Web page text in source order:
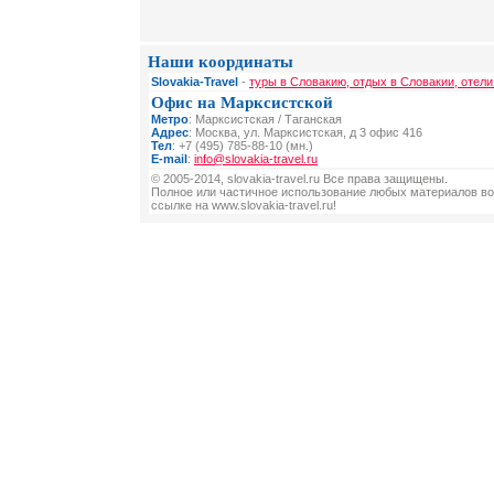
Наши координаты
Slovakia-Travel - туры в Словакию, отдых в Словакии,
Офис на Марксистской
Метро: Марксистская / Таганская
Адрес: Москва, ул. Марксистская, д 3 офис 416
Тел: +7 (495) 785-88-10 (мн.)
E-mail: info@slovakia-travel.ru
© 2005-2014, slovakia-travel.ru Все права защищены.
Полное или частичное использование любых материалов
ссылке на www.slovakia-travel.ru!